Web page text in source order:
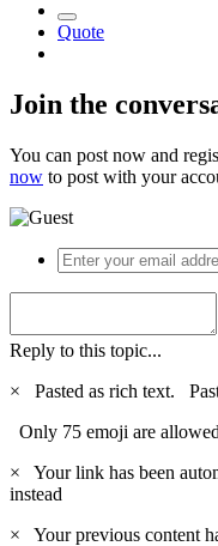
Quote
Join the
You can post now and
now to post with your
Reply to this topic...
×
Pasted as rich text.
Only 75 emoji are
×
Your link has been
instead
×
Your previous content